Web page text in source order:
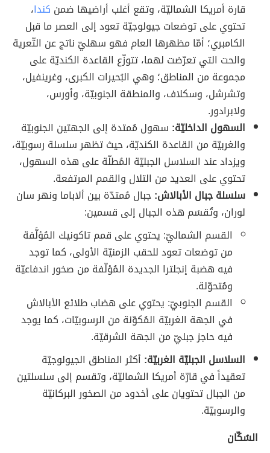
قارة أمريكا الشماليّة، وتقع أغلب أراضيها ضمن كندا،
تحتوي على توضعات جيولوجيّة تعود إلى العصر ما قبل
الكامبري؛ أمّا مظهرها العام فهو سهليّ ناتج عن التّعرية
والحت التي تعرّضت لهما، تتوزّع القاعدة الكنديّة على
مجموعة من المناطق؛ وهي البُحيرات الكبرى، وغرينفيل،
وتشرشل، وسكلاف، والمنطقة الجنوبيّة، وأورس،
ولابرادور.
السهول الداخليّة: سهول مُمتدة إلى الجهتين الجنوبيّة
والغربيّة من القاعدة الكنديّة، حيث تظهر سلسلة رسوبيّة،
ويزداد عند السلاسل الجبليّة المُطلّة على هذه السهول،
تحتوي على العديد من التلال والقمم المرتفعة.
سلسلة جبال الأبالاش:جبال مُمتدّة بين ألاباما ونهر سان
لوران، وتُقسَم هذه الجبال إلى قسمين:
القسم الشماليّ: يحتوي على قمم تاكونيك المُؤلَّفة
من توضعات تعود للحقب الزمنيّة الأولى، كما توجد
فيه هضبة إنجلترا الجديدة المُؤلّفة من صخور اندفاعيّة
ومُتحوّلة.
القسم الجنوبيّ: يحتوي على هضاب طلائع الأبالاش
في الجهة الغربيّة المُكوّنة من الرسوبيّات، كما يوجد
فيه حاجز جبليّ من الجهة الشرقيّة.
السلاسل الجبليّة الغربيّة: أكثر المناطق الجيولوجيّة
تعقيداً في قارّة أمريكا الشماليّة، وتقسم إلى سلسلتين
من الجبال تحتويان على أخدود من الصخور البركانيّة
والرسوبيّة.
السُكّان